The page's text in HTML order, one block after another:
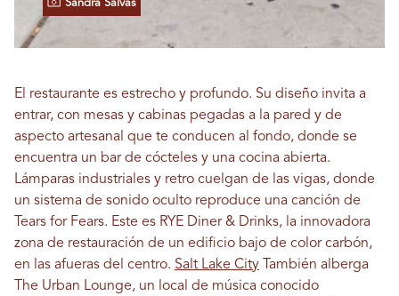
Sandra Salvas
El restaurante es estrecho y profundo. Su diseño invita a
entrar, con mesas y cabinas pegadas a la pared y de
aspecto artesanal que te conducen al fondo, donde se
encuentra un bar de cócteles y una cocina abierta.
Lámparas industriales y retro cuelgan de las vigas, donde
un sistema de sonido oculto reproduce una canción de
Tears for Fears. Este es RYE Diner & Drinks, la innovadora
zona de restauración de un edificio bajo de color carbón,
en las afueras del centro. Salt Lake City También alberga
The Urban Lounge, un local de música conocido